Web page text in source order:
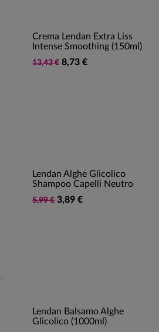
Crema Lendan Extra Liss
Intense Smoothing (150ml)
13,43 € 8,73 €
Lendan Alghe Glicolico
Shampoo Capelli Neutro
5,99 € 3,89 €
Lendan Balsamo Alghe
Glicolico (1000ml)